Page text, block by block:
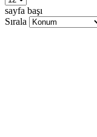
sayfa başı
Sırala